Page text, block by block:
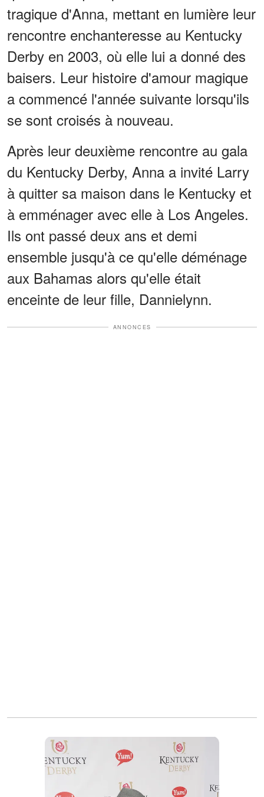
tragique d'Anna, mettant en lumière leur
rencontre enchanteresse au Kentucky
Derby en 2003, où elle lui a donné des
baisers. Leur histoire d'amour magique
a commencé l'année suivante lorsqu'ils
se sont croisés à nouveau.
Après leur deuxième rencontre au gala
du Kentucky Derby, Anna a invité Larry
à quitter sa maison dans le Kentucky et
à emménager avec elle à Los Angeles.
Ils ont passé deux ans et demi
ensemble jusqu'à ce qu'elle déménage
aux Bahamas alors qu'elle était
enceinte de leur fille, Dannielynn.
ANNONCES